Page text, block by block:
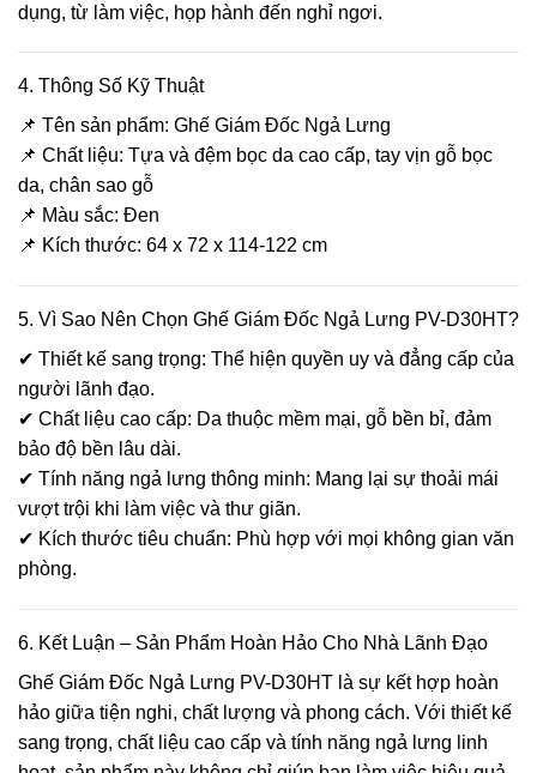
dụng, từ làm việc, họp hành đến nghỉ ngơi.
4. Thông Số Kỹ Thuật
📌 Tên sản phẩm: Ghế Giám Đốc Ngả Lưng
📌 Chất liệu: Tựa và đệm bọc da cao cấp, tay vịn gỗ bọc
da, chân sao gỗ
📌 Màu sắc: Đen
📌 Kích thước: 64 x 72 x 114-122 cm
5. Vì Sao Nên Chọn Ghế Giám Đốc Ngả Lưng PV-D30HT?
✔ Thiết kế sang trọng: Thể hiện quyền uy và đẳng cấp của
người lãnh đạo.
✔ Chất liệu cao cấp: Da thuộc mềm mại, gỗ bền bỉ, đảm
bảo độ bền lâu dài.
✔ Tính năng ngả lưng thông minh: Mang lại sự thoải mái
vượt trội khi làm việc và thư giãn.
✔ Kích thước tiêu chuẩn: Phù hợp với mọi không gian văn
phòng.
6. Kết Luận – Sản Phẩm Hoàn Hảo Cho Nhà Lãnh Đạo
Ghế Giám Đốc Ngả Lưng PV-D30HT là sự kết hợp hoàn
hảo giữa tiện nghi, chất lượng và phong cách. Với thiết kế
sang trọng, chất liệu cao cấp và tính năng ngả lưng linh